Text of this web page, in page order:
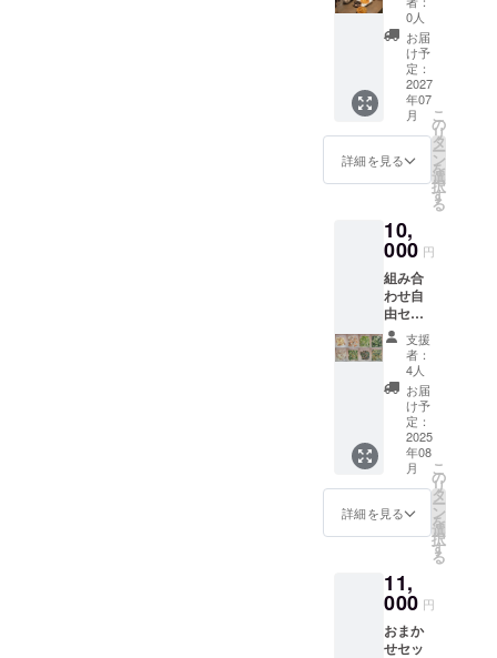
及び添
加物等
の食品
表示は
お届け
商品の
ラベル
に表記
されま
必ずお
届けの
リター
ンに貼
付され
たラベ
ルや注
意書き
をご確
認くだ
さい。
頑張っ
てほし
いと応
援頂け
る皆様
(御礼
メッ
セージ
付き) ※
このリ
ターン
円のリ
ターン
と同じ
内容に
なりま
す。
0人
お届
け予
定：
2027
年07
月
詳細を見る
こ
の
リ
タ
ー
ン
を
選
択
す
る
10,
000 円
組み合
わせ自
由セッ
ト【備
考欄へ
希望の
食材を
ご記入
500ｇ
×22PCo
r 250ｇ
×44PC
】冷凍
食材
ミック
ス 詰め
せ ※原
材料及
び添加
物等の
食品表
支援
者：
4人
お届
け予
定：
2025
年08
月
詳細を見る
こ
の
リ
タ
ー
ン
を
選
択
す
る
11,
000 円
おまか
せセッ